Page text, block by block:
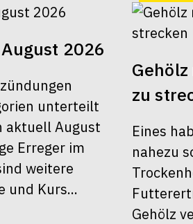
2026
unterteilt
aktuell August
Erreger im
weitere
und Kurs...
zu
Eines
nahezu
Gehölz